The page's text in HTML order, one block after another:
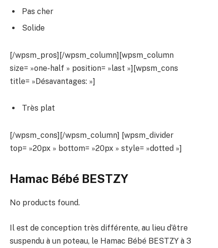
Pas cher
Solide
[/wpsm_pros][/wpsm_column][wpsm_column
size= »one-half » position= »last »][wpsm_cons
title= »Désavantages: »]
Très plat
[/wpsm_cons][/wpsm_column] [wpsm_divider
top= »20px » bottom= »20px » style= »dotted »]
Hamac Bébé BESTZY
No products found.
Il est de conception très différente, au lieu d’être
suspendu à un poteau, le Hamac Bébé BESTZY à 3